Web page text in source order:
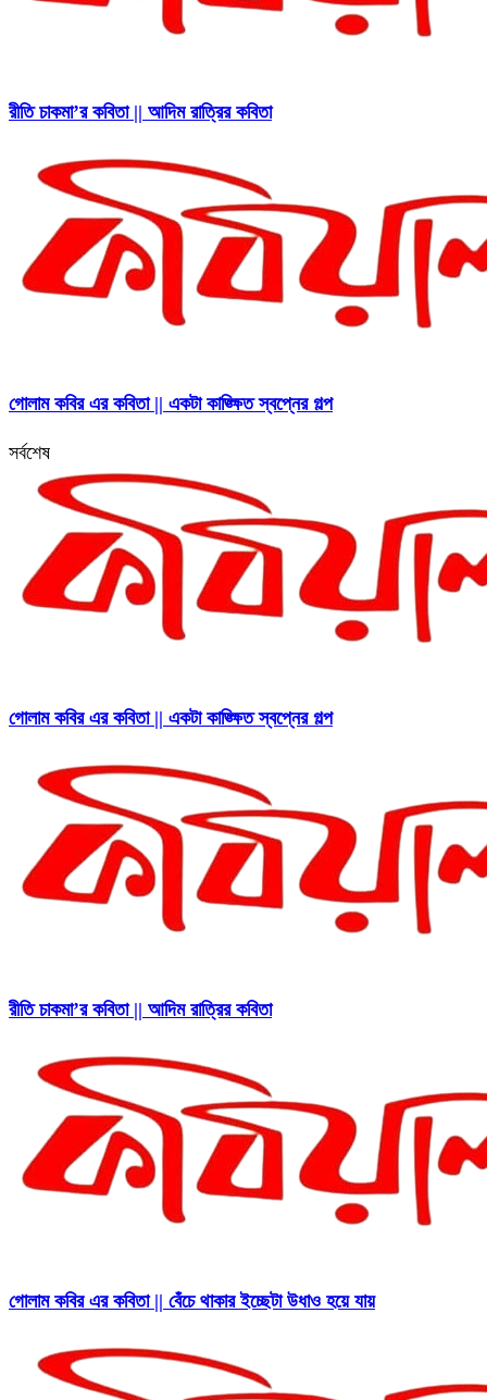
রীতি চাকমা’র কবিতা || আদিম রাত্রির কবিতা
গোলাম কবির এর কবিতা || একটা কাঙ্ক্ষিত স্বপ্নের গল্প
সর্বশেষ
গোলাম কবির এর কবিতা || একটা কাঙ্ক্ষিত স্বপ্নের গল্প
রীতি চাকমা’র কবিতা || আদিম রাত্রির কবিতা
গোলাম কবির এর কবিতা || বেঁচে থাকার ইচ্ছেটা উধাও হয়ে যায়